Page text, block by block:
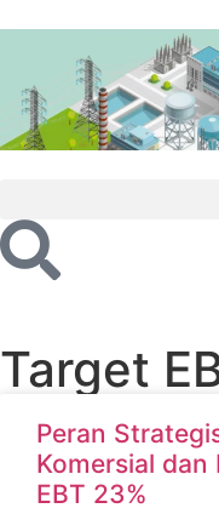
Target
Peran
Komersial
EBT 23%